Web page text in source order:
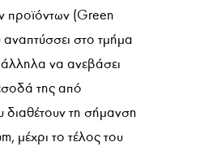
προϊόντων (Green
αναπτύσσει στο τμήμα
να ανεβάσει
της από
διαθέτουν τη σήμανση
μέχρι το τέλος του